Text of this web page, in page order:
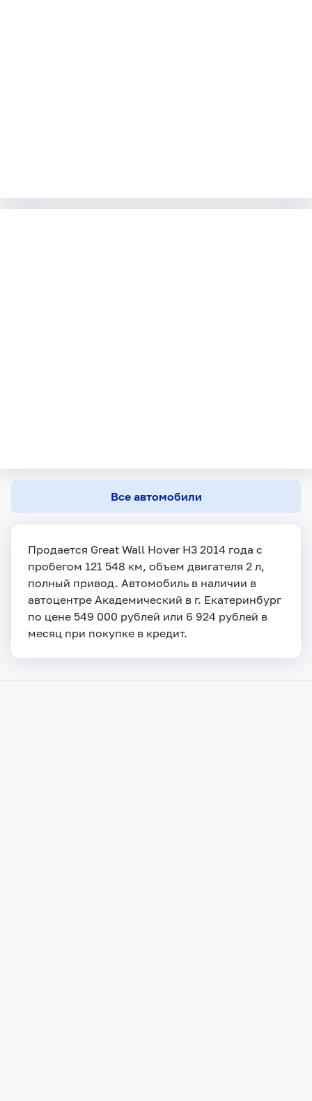
Все автомобили
Продается Great Wall Hover H3 2014 года с
пробегом 121 548 км, объем двигателя 2 л,
полный привод. Автомобиль в наличии в
автоцентре Академический в г. Екатеринбург
по цене 549 000 рублей или 6 924 рублей в
месяц при покупке в кредит.